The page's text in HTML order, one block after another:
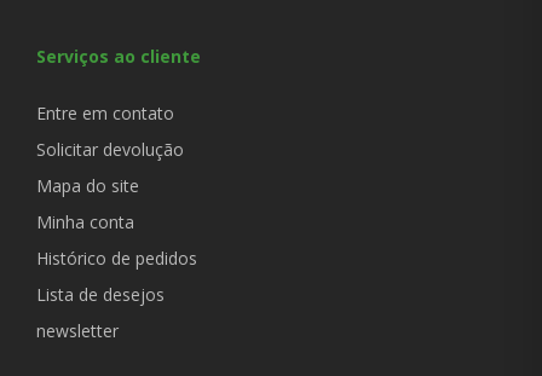
Serviços ao cliente
Entre em contato
Solicitar devolução
Mapa do site
Minha conta
Histórico de pedidos
Lista de desejos
newsletter